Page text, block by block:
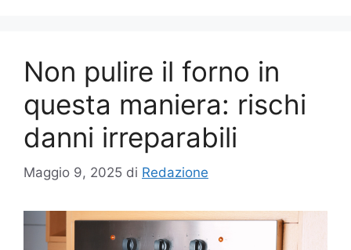
Non pulire il forno in
questa maniera: rischi
danni irreparabili
Maggio 9, 2025 di Redazione